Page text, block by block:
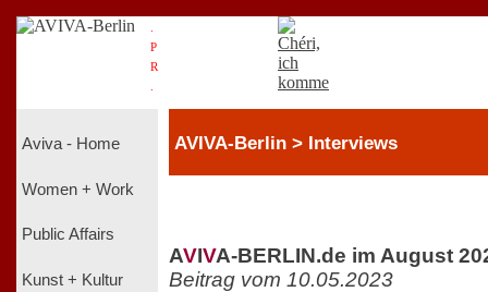
P
R
Aviva - Home
Women + Work
Public Affairs
Kunst + Kultur
AVIVA-Berlin > Interviews
AVIVA-BERLIN.de im August
Beitrag vom 10.05.2023